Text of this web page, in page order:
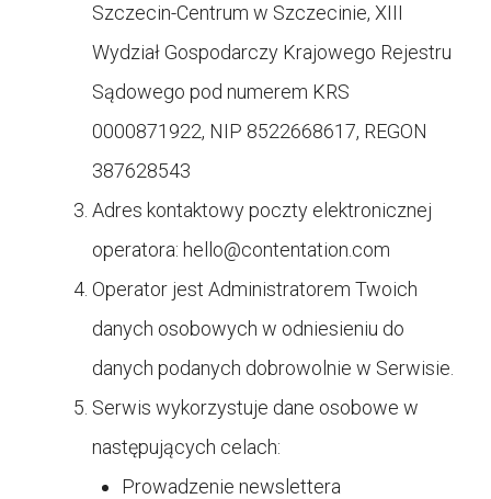
Szczecin-Centrum w Szczecinie, XIII
Wydział Gospodarczy Krajowego Rejestru
Sądowego pod numerem KRS
0000871922, NIP 8522668617, REGON
387628543
Adres kontaktowy poczty elektronicznej
operatora: hello@contentation.com
Operator jest Administratorem Twoich
danych osobowych w odniesieniu do
danych podanych dobrowolnie w Serwisie.
Serwis wykorzystuje dane osobowe w
następujących celach:
Prowadzenie newslettera